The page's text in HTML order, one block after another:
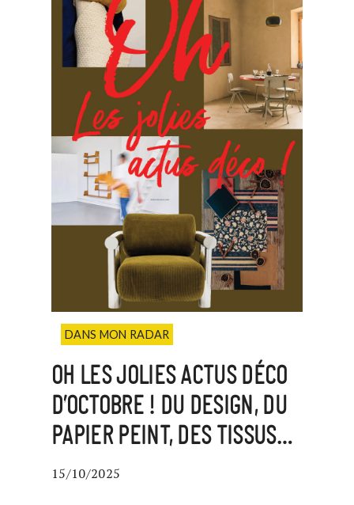
DANS MON RADAR
OH LES JOLIES ACTUS DÉCO
D’OCTOBRE ! DU DESIGN, DU
PAPIER PEINT, DES TISSUS…
15/10/2025